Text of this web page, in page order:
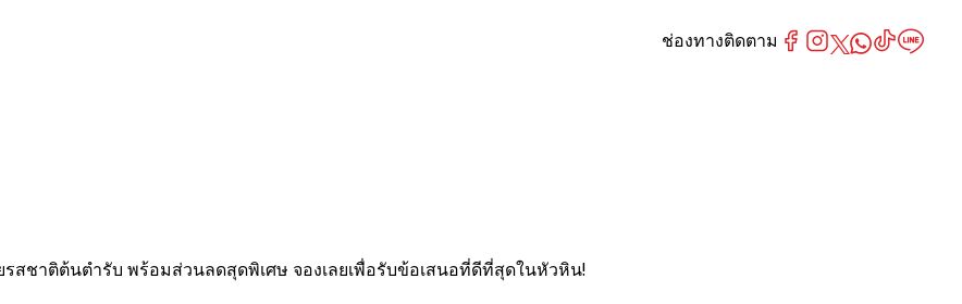
ชาติต้นตำรับ พร้อมส่วนลดสุดพิเศษ จองเลยเพื่อรับข้อเสนอที่ดีที่สุดในหัวหิน!
ช่องทางติดตาม